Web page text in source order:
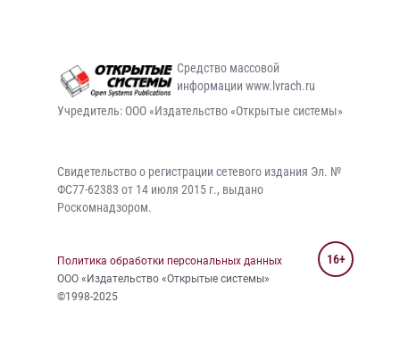
Средство массовой
информации www.lvrach.ru
Учредитель: ООО «Издательство «Открытые системы»
Свидетельство о регистрации сетевого издания Эл. №
ФС77-62383 от 14 июля 2015 г., выдано
Роскомнадзором.
Политика обработки персональных данных
ООО «Издательство «Открытые системы»
©1998-2025
16+